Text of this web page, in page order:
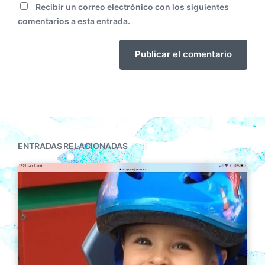
Recibir un correo electrónico con los siguientes
comentarios a esta entrada.
ENTRADAS RELACIONADAS